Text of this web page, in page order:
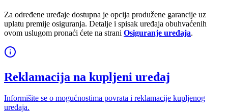
Za određene uređaje dostupna je opcija produžene garancije uz
uplatu premije osiguranja. Detalje i spisak uređaja obuhvaćenih
ovom uslugom pronaći ćete na strani Osiguranje uređaja.
Reklamacija na kupljeni uređaj
Informišite se o mogućnostima povrata i reklamacije kupljenog
uređaja.